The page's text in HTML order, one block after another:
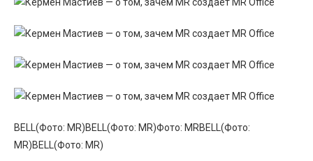
BELL(Фото: MR)BELL(Фото: MR)Фото: MRBELL(Фото:
MR)BELL(Фото: MR)